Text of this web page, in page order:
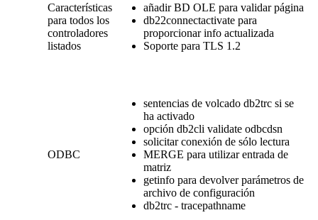
Características
para todos los
controladores
listados
añadir BD OLE para validar página
db22connectactivate para
proporcionar info actualizada
Soporte para TLS 1.2
ODBC
sentencias de volcado db2trc si se
ha activado
opción db2cli validate odbcdsn
solicitar conexión de sólo lectura
MERGE para utilizar entrada de
matriz
getinfo para devolver parámetros de
archivo de configuración
db2trc - tracepathname